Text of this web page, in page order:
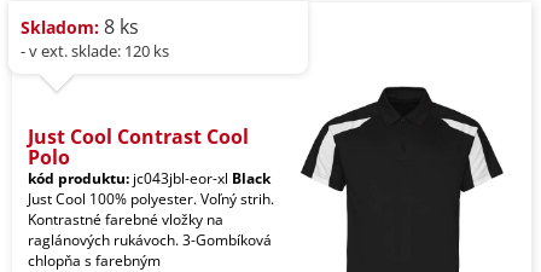
Skladom: 8 ks
- v ext. sklade: 120 ks
Just Cool Contrast Cool
Polo
kód produktu: jc043jbl-eor-xl Black
Just Cool 100% polyester. Voľný strih.
Kontrastné farebné vložky na
raglánových rukávoch. 3-Gombíková
chlopňa s farebným